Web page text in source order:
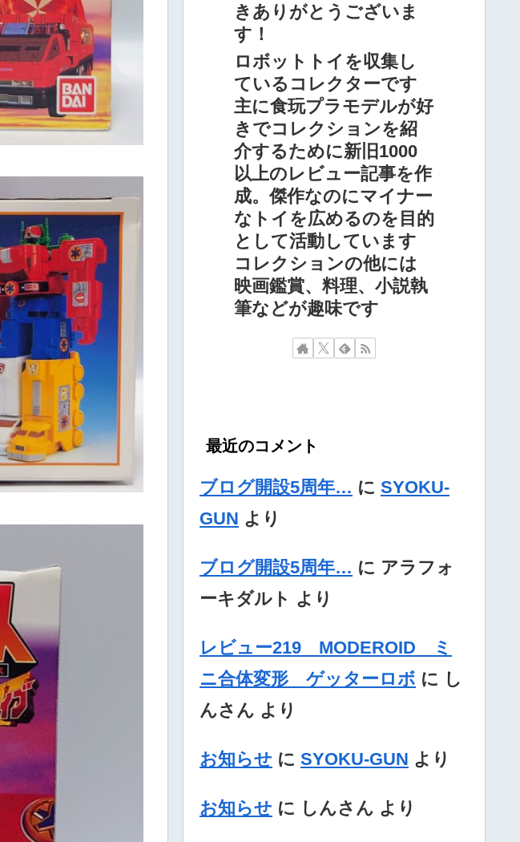
きありがとうございま
す！
ロボットトイを収集し
ているコレクターです
主に食玩プラモデルが好
きでコレクションを紹
介するために新旧1000
以上のレビュー記事を作
成。傑作なのにマイナー
なトイを広めるのを目的
として活動しています
コレクションの他には
映画鑑賞、料理、小説執
筆などが趣味です
最近のコメント
ブログ開設5周年… に SYOKU-
GUN より
ブログ開設5周年… に アラフォ
ーキダルト より
レビュー219 MODEROID ミ
ニ合体変形 ゲッターロボ に し
んさん より
お知らせ に SYOKU-GUN より
お知らせ に しんさん より